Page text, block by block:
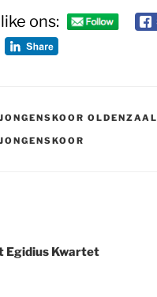
ons:
OLDENZAAL
Egidius Kwartet